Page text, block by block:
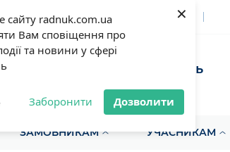
сайту radnuk.com.ua
Вам сповіщення про
та новини у сфері
Заборонити Дозволити
×
СТАТТІ ІНСТРУМЕНТИ
сфері публічних закупівель
ЗАМОВНИКАМ УЧАСНИКАМ